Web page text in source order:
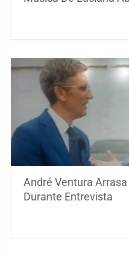
André Ventura
Durante Entrevista